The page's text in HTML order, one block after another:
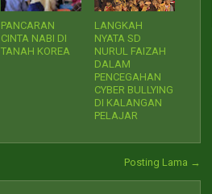
PANCARAN
CINTA NABI DI
TANAH KOREA
LANGKAH
NYATA SD
NURUL FAIZAH
DALAM
PENCEGAHAN
CYBER BULLYING
DI KALANGAN
PELAJAR
Posting Lama →